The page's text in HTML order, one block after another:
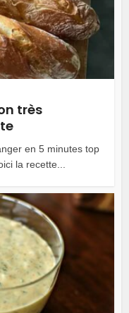
très
en 5 minutes top
la recette...